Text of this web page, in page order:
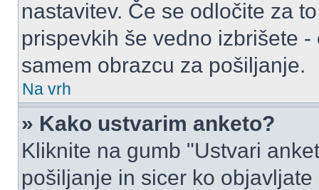
nastavitev. Če se odločite za
prispevkih še vedno izbrišete
samem obrazcu za pošiljanje.
Na vrh
» Kako ustvarim anketo?
Kliknite na gumb "Ustvari
pošiljanje in sicer ko